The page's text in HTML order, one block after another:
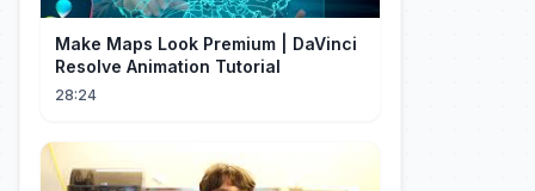
Make Maps Look Premium | DaVinci
Resolve Animation Tutorial
28:24